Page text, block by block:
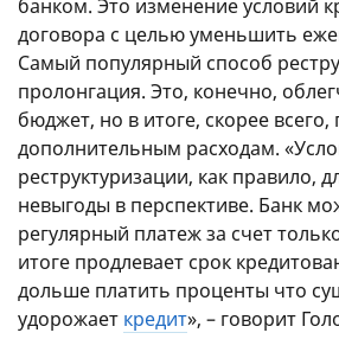
банком. Это изменение условий
договора с целью уменьшить
Самый популярный способ
пролонгация. Это, конечно,
бюджет, но в итоге, скорее всего,
дополнительным расходам.
реструктуризации, как правило,
невыгоды в перспективе. Банк
регулярный платеж за счет
итоге продлевает срок
дольше платить проценты что
удорожает кредит», – говорит